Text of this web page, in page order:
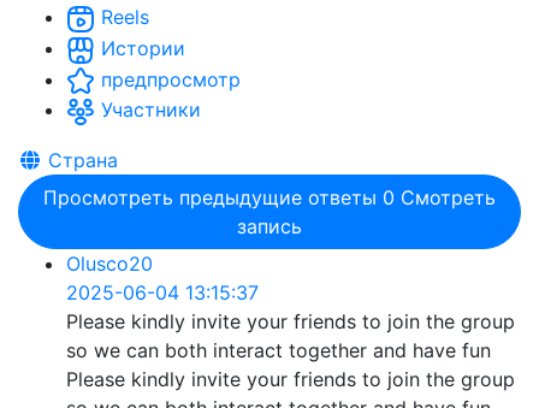
Reels
Истории
предпросмотр
Участники
Страна
Просмотреть предыдущие ответы 0 Смотреть
запись
Olusco20
2025-06-04 13:15:37
Please kindly invite your friends to join the group
so we can both interact together and have fun
Please kindly invite your friends to join the group